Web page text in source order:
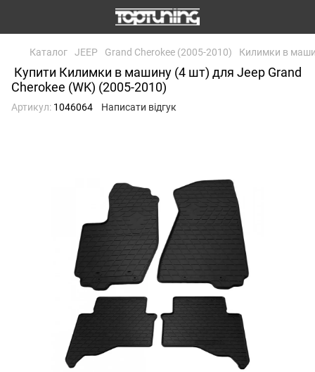
Каталог JEEP Grand Cherokee (2005-2010) Килимки в
Купити Килимки в машину (4 шт) для Jeep Grand
Cherokee (WK) (2005-2010)
Артикул: 1046064 Написати відгук